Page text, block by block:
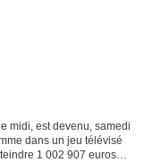
midi, est devenu, samedi
dans un jeu télévisé
1 002 907 euros